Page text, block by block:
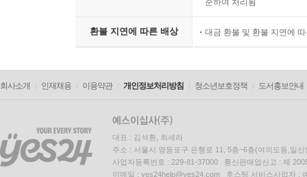
준하여 처리됨
환불 지연에 따른 배상 대금 환불 및 환불 지연에
회사소개 인재채용 이용약관 개인정보처리방침 청소년보호정책 도서홍보안내
대표 : 김석환, 최세라
주소 : 서울시 영등포구 은행로 11, 5층~6층(여의도동,일신
사업자등록번호 : 229-81-37000 통신판매업신고 : 제
이메일 : yes24help@yes24.com 호스팅 서비스사업자 :